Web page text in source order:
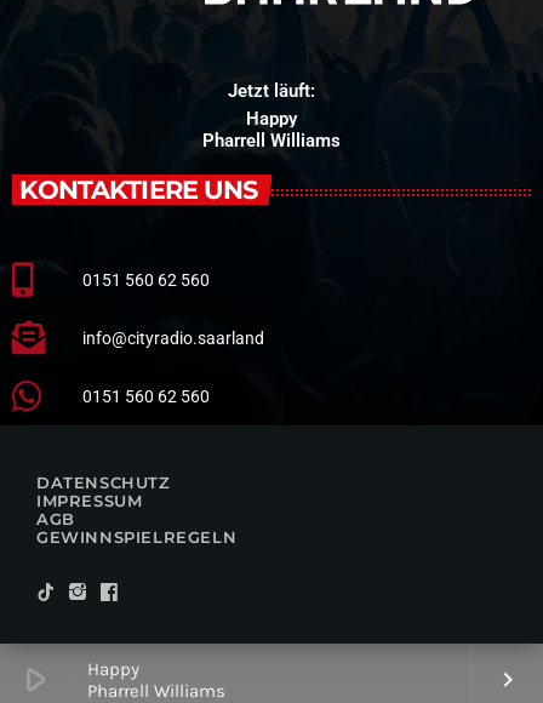
play_arrow
Happy
Pharrell Williams
keyboard_arrow_right
Jetzt läuft:
Happy
Pharrell Williams
KONTAKTIERE UNS
0151 560 62 560
info@cityradio.saarland
0151 560 62 560
DATENSCHUTZ
IMPRESSUM
AGB
GEWINNSPIELREGELN